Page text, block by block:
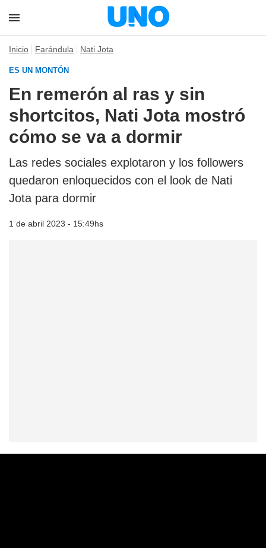
Inicio Farándula Nati Jota
ES UN MONTÓN
En remerón al ras y sin
shortcitos, Nati Jota mostró
cómo se va a dormir
Las redes sociales explotaron y los followers
quedaron enloquecidos con el look de Nati
Jota para dormir
1 de abril 2023 - 15:49hs